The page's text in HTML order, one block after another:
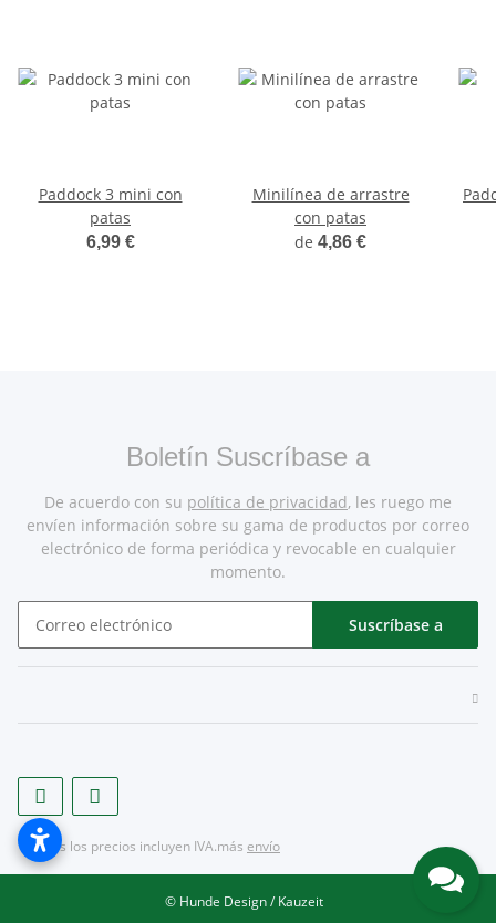
Paddock 3 mini con
patas
6,99 €
Minilínea de arrastre
con patas
de 4,86 €
Boletín Suscríbase a
De acuerdo con su política de privacidad, les ruego me
envíen información sobre su gama de productos por correo
electrónico de forma periódica y revocable en cualquier
momento.
Suscríbase a
* Todos los precios incluyen IVA.más envío
© Hunde Design / Kauzeit